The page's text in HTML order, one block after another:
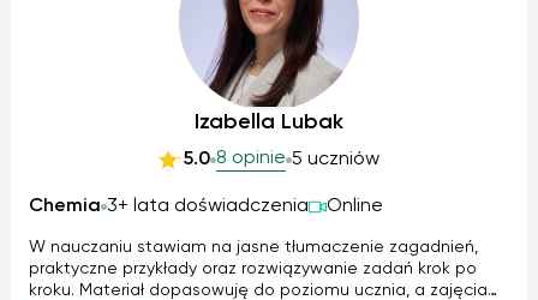
Izabella Lubak
5.0 8 opinie 5 uczniów
Chemia 3+ lata doświadczenia Online
W nauczaniu stawiam na jasne tłumaczenie zagadnień,
praktyczne przykłady oraz rozwiązywanie zadań krok po
kroku. Materiał dopasowuję do poziomu ucznia, a zajęcia